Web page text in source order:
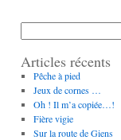
Articles récents
Pêche à pied
Jeux de cornes …
Oh ! Il m’a copiée…!
Fière vigie
Sur la route de Giens